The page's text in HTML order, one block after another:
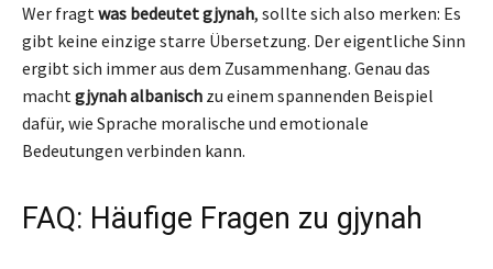
Wer fragt was bedeutet gjynah, sollte sich also merken: Es
gibt keine einzige starre Übersetzung. Der eigentliche Sinn
ergibt sich immer aus dem Zusammenhang. Genau das
macht gjynah albanisch zu einem spannenden Beispiel
dafür, wie Sprache moralische und emotionale
Bedeutungen verbinden kann.
FAQ: Häufige Fragen zu gjynah